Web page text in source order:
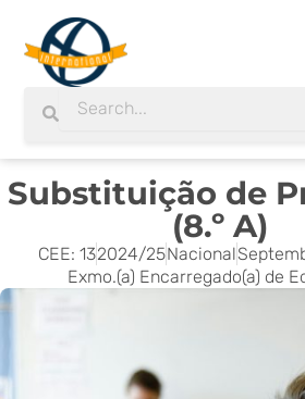
content
Search
Substituição de
(8.º A)
CEE: 132024/25Nacional
Exmo.(a) Encarregado(a) de